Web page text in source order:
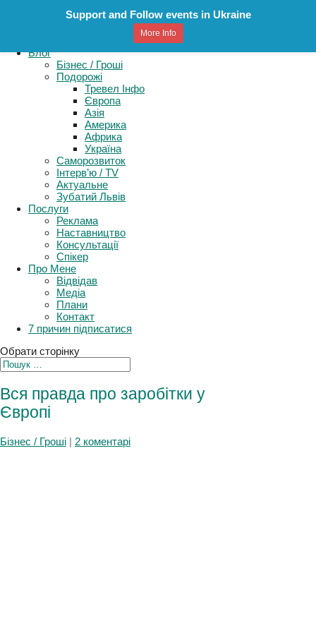
Блог
Бізнес / Гроші
Подорожі
Тревел Інфо
Європа
Азія
Америка
Африка
Україна
Саморозвиток
Інтерв’ю / TV
Актуальне
Зубатий Львів
Послуги
Реклама
Наставництво
Консультації
Спікер
Про Мене
Відвідав
Медіа
Плани
Контакт
7 причин підписатися
Обрати сторінку
Вся правда про заробітки у
Європі
Бізнес / Гроші | 2 коментарі
Support and Follow events in Ukraine
More Info